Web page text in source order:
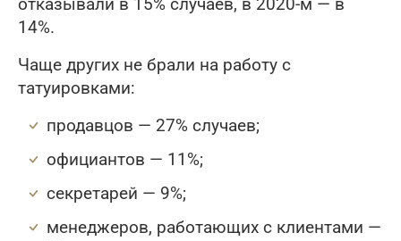
отказывали в 15% случаев, в 2020-м — в
14%.
Чаще других не брали на работу с
татуировками:
продавцов — 27% случаев;
официантов — 11%;
секретарей — 9%;
менеджеров, работающих с клиентами —